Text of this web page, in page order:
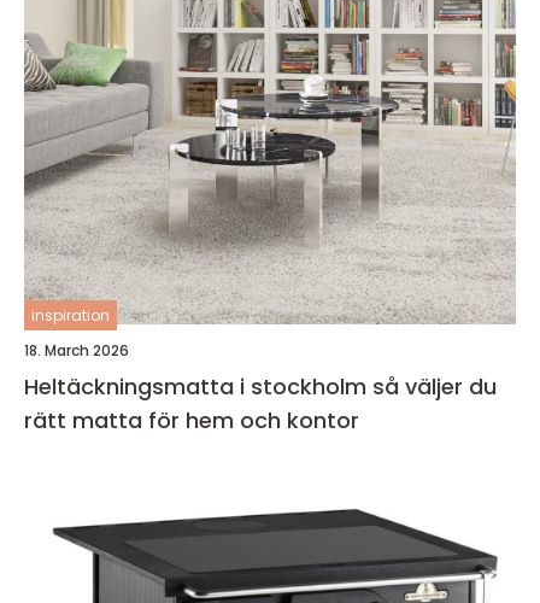
inspiration
18. March 2026
Heltäckningsmatta i stockholm så väljer du
rätt matta för hem och kontor